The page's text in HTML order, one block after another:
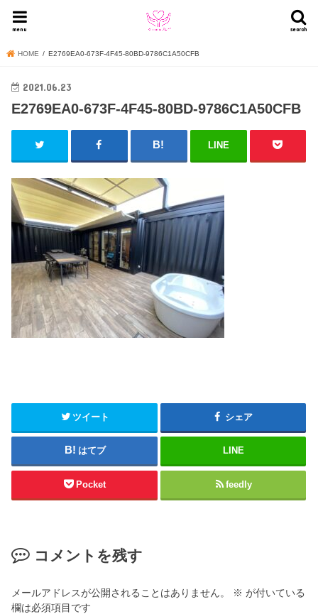
search
menu
HOME E2769EA0-673F-4F45-80BD-9786C1A50CFB
2021.06.23
E2769EA0-673F-4F45-80BD-9786C1A50CFB
LINE
ツイート シェア
はてブ LINE
Pocket feedly
コメントを残す
メールアドレスが公開されることはありません。 ※ が付いている
欄は必須項目です